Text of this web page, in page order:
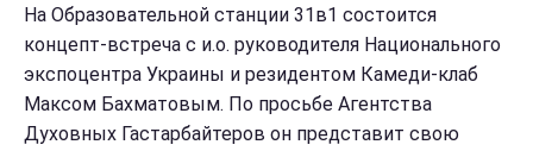
На Образовательной станции 31в1 состоится
концепт-встреча с и.о. руководителя Национального
экспоцентра Украины и резидентом Камеди-клаб
Максом Бахматовым. По просьбе Агентства
Духовных Гастарбайтеров он представит свою